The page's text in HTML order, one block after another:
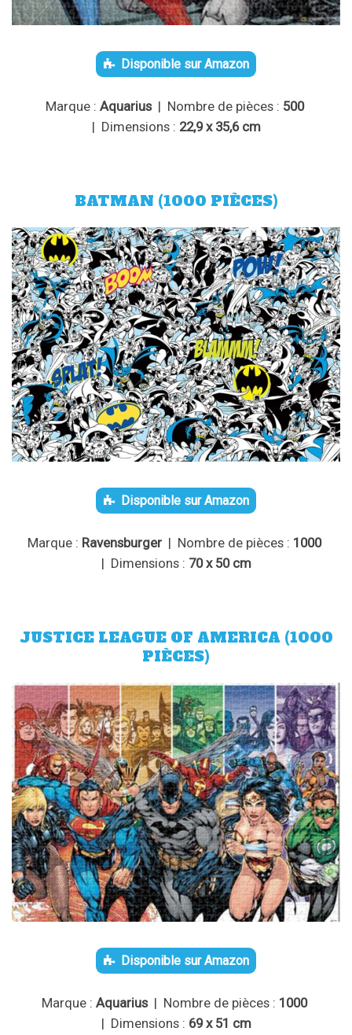
Disponible sur Amazon
Marque : Aquarius| Nombre de pièces : 500
| Dimensions : 22,9 x 35,6 cm
BATMAN (1000 PIÈCES)
Disponible sur Amazon
Marque : Ravensburger | Nombre de pièces : 1000
| Dimensions : 70 x 50 cm
JUSTICE LEAGUE OF AMERICA (1000
PIÈCES)
Disponible sur Amazon
Marque : Aquarius| Nombre de pièces : 1000
| Dimensions : 69 x 51 cm